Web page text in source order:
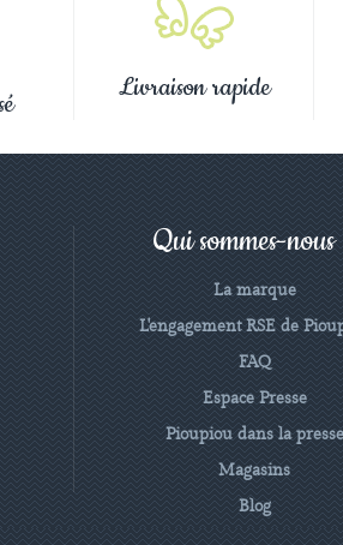
Livraison rapide
Qui sommes-nous
La marque
L'engagement RSE de
FAQ
Espace Presse
Pioupiou dans la presse
Magasins
Blog